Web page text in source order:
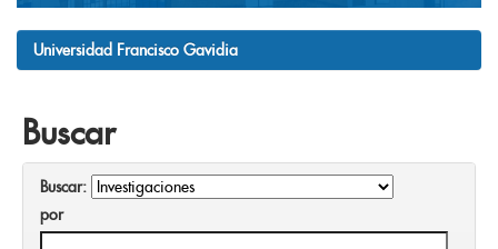
Universidad Francisco Gavidia
Buscar
Buscar:
por